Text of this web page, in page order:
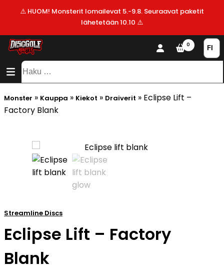
⚠️ HUOM! Monsterit lomailevat 5.-9.8. Seuraavat paketit
lähetetään 10.10 ⚠️
VALMISTAJAT
ALE!
UUSIMMAT
LISÄYKSET
SISÄLTÖ
SITEMAP
Haku:
0
Monster » Kauppa » Kiekot » Draiverit » Eclipse Lift –
Factory Blank
Streamline Discs
Eclipse Lift – Factory
Blank